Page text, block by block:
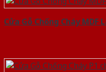
Cửa Gỗ Chống Cháy MDF